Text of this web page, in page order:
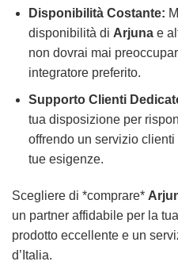
Disponibilità Costante:
disponibilità di Arjunae
non dovrai mai
integratore preferito.
Supporto Clienti
tua disposizione per
offrendo un servizio
tue esigenze.
Scegliere di *comprare*
un partner affidabile per la
prodotto eccellente e un
d’Italia.